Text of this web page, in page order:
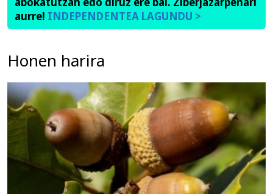
aurre! INDEPENDENTEA LAGUNDU >
Honen harira